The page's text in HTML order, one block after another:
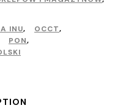
INU, OCCT,
PON,